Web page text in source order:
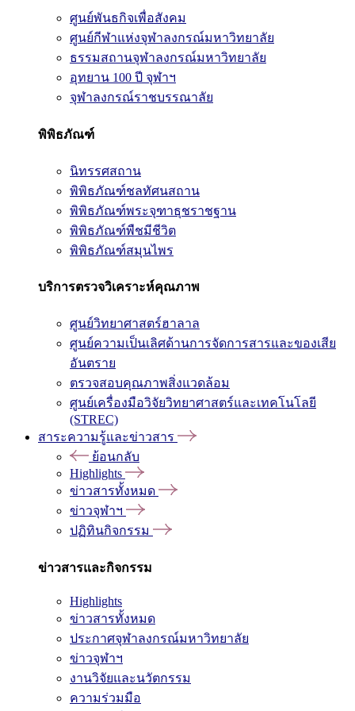
ศูนย์พันธกิจเพื่อสังคม
ศูนย์กีฬาแห่งจุฬาลงกรณ์มหาวิทยาลัย
ธรรมสถานจุฬาลงกรณ์มหาวิทยาลัย
อุทยาน 100 ปี จุฬาฯ
จุฬาลงกรณ์ราชบรรณาลัย
พิพิธภัณฑ์
นิทรรศสถาน
พิพิธภัณฑ์ชลทัศนสถาน
พิพิธภัณฑ์พระจุฑาธุชราชฐาน
พิพิธภัณฑ์พืชมีชีวิต
พิพิธภัณฑ์สมุนไพร
บริการตรวจวิเคราะห์คุณภาพ
ศูนย์วิทยาศาสตร์ฮาลาล
ศูนย์ความเป็นเลิศด้านการจัดการสารและของเสีย
อันตราย
ตรวจสอบคุณภาพสิ่งแวดล้อม
ศูนย์เครื่องมือวิจัยวิทยาศาสตร์และเทคโนโลยี
(STREC)
สาระความรู้และข่าวสาร
ย้อนกลับ
Highlights
ข่าวสารทั้งหมด
ข่าวจุฬาฯ
ปฏิทินกิจกรรม
ข่าวสารและกิจกรรม
Highlights
ข่าวสารทั้งหมด
ประกาศจุฬาลงกรณ์มหาวิทยาลัย
ข่าวจุฬาฯ
งานวิจัยและนวัตกรรม
ความร่วมมือ